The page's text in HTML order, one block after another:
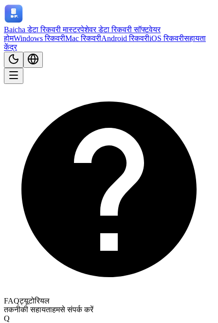
Baicha डेटा रिकवरी मास्टरपेशेवर डेटा रिकवरी सॉफ्टवेयर
होमWindows रिकवरीMac रिकवरीAndroid रिकवरीiOS रिकवरीसहायता
केंद्र
FAQट्यूटोरियल
तकनीकी सहायताहमसे संपर्क करें
Q